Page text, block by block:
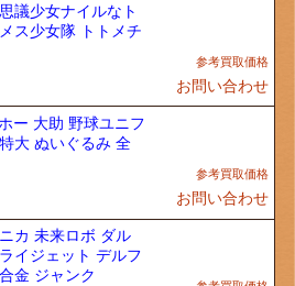
議少女ナイルなト
ス少女隊 トトメチ
お問い合わせ
ー 大助 野球ユニフ
大 ぬいぐるみ 全
お問い合わせ
カ 未来ロボ ダル
イジェット デルフ
金 ジャンク